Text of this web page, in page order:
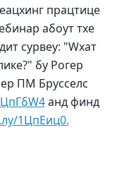
працтице
абоут тхе
сурвеy: "Wхат
бy Рогер
ПМ Брусселс
анд финд
1ЦпЕиц0.